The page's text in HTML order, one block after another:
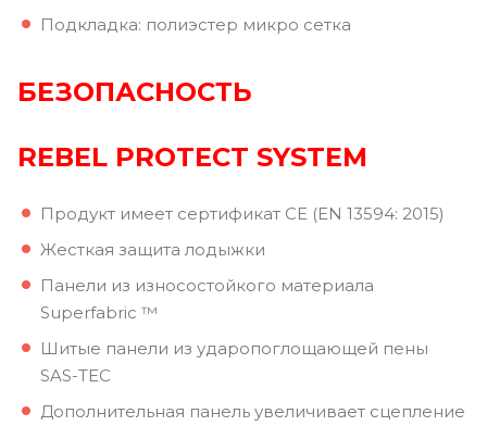
Подкладка: полиэстер микро сетка
БЕЗОПАСНОСТЬ
REBEL PROTECT SYSTEM
Продукт имеет сертификат CE (EN 13594: 2015)
Жесткая защита лодыжки
Панели из износостойкого материала
Superfabric ™
Шитые панели из ударопоглощающей пены
SAS-TEC
Дополнительная панель увеличивает сцепление